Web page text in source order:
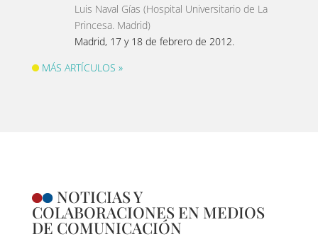
Luis Naval Gías (Hospital Universitario de La
Princesa. Madrid)
Madrid, 17 y 18 de febrero de 2012.
MÁS ARTÍCULOS »
NOTICIAS Y
COLABORACIONES EN MEDIOS
DE COMUNICACIÓN